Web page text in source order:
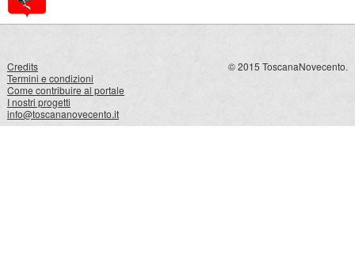
Credits
Termini e condizioni
Come contribuire al portale
I nostri progetti
info@toscananovecento.it
© 2015 ToscanaNovecento.